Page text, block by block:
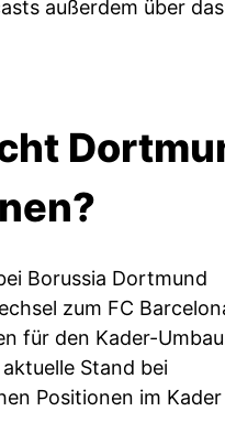
außerdem über das
Borussia Dortmund
zum FC
für den Kader-
Stand bei
Positionen im